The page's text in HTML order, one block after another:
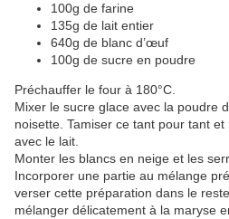
100g de farine
135g de lait entier
640g de blanc d’œuf
100g de sucre en poudre
Préchauffer le four à 180°C.
Mixer le sucre glace avec la poudre
noisette. Tamiser ce tant pour tant
avec le lait.
Monter les blancs en neige et les
Incorporer une partie au mélange
verser cette préparation dans le
mélanger délicatement à la maryse